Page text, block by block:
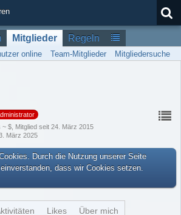
Mitglieder Regeln
online Team-Mitglieder Mitgliedersuche
~ $ Mitglied seit 24. März 2015
März 2025
Durch die Nutzung unserer Seite
dass wir Cookies setzen.
Likes Über mich